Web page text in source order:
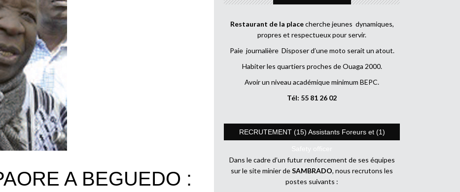
A BEGUEDO :
Restaurant de la placecherche jeunes dynamiques,
propres et respectueux pour servir.
Paie journalière Disposer d’une moto serait un atout.
Habiter les quartiers proches de Ouaga 2000.
Avoir un niveau académique minimum BEPC.
Tél: 55 81 26 02
RECRUTEMENT (15) Assistants Foreurs et (1)
Safety officer
Dans le cadre d’un futur renforcement de ses équipes
sur le site minier deSAMBRADO, nous recrutons les
postes suivants :